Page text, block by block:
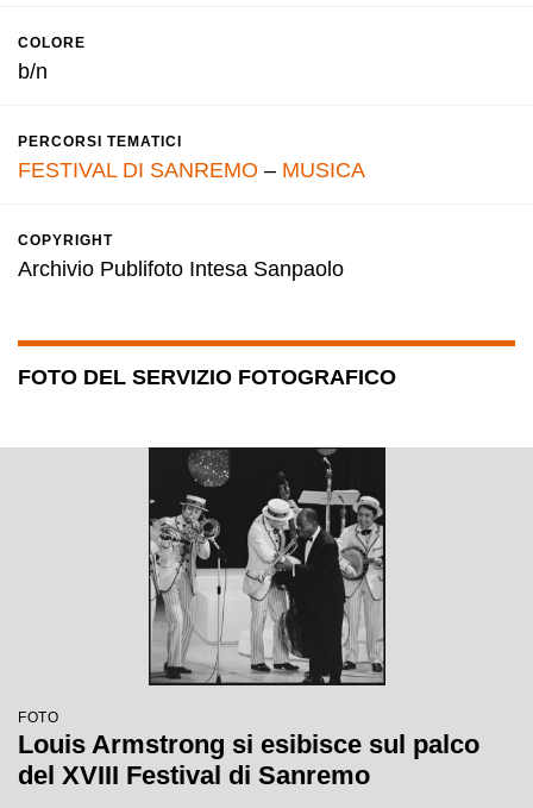
COLORE
b/n
PERCORSI TEMATICI
FESTIVAL DI SANREMO – MUSICA
COPYRIGHT
Archivio Publifoto Intesa Sanpaolo
FOTO DEL SERVIZIO FOTOGRAFICO
FOTO
Louis Armstrong si esibisce sul palco
del XVIII Festival di Sanremo